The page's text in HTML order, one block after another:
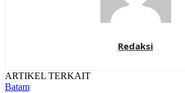
Redaksi
ARTIKEL TERKAIT
Batam